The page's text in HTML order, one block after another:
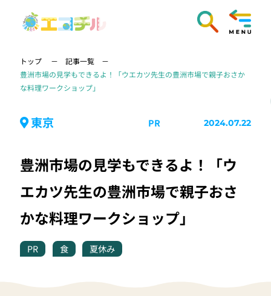
トップ
記事一覧
豊洲市場の見学もできるよ！「ウエカツ先生の豊洲市場で親子おさか
な料理ワークショップ」
東京 PR 2024.07.22
豊洲市場の見学もできるよ！「ウ
エカツ先生の豊洲市場で親子おさ
かな料理ワークショップ」
PR 食 夏休み